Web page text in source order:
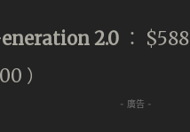
2.0 ： $588
）
- 廣告 -